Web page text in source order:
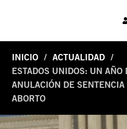
INICIO
ACTUALIDAD
ESTADOS UNIDOS: UN AÑO
ANULACIÓN DE SENTENCIA
ABORTO